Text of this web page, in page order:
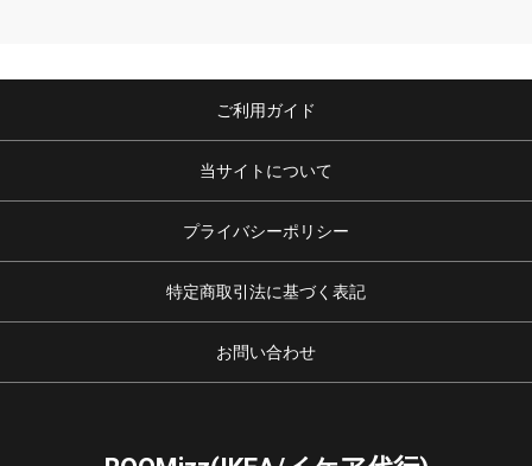
ご利用ガイド
当サイトについて
プライバシーポリシー
特定商取引法に基づく表記
お問い合わせ